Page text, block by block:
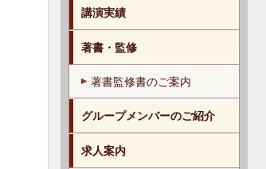
講演実績
著書・監修
著書監修書のご案内
グループメンバーのご紹介
求人案内